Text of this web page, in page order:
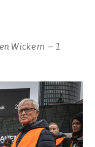
Wickern
1